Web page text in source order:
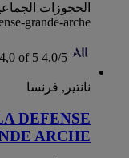
grande-arche/
4,0/5
of 5
نانتير, فرنسا
DEFENSE
ARCHE